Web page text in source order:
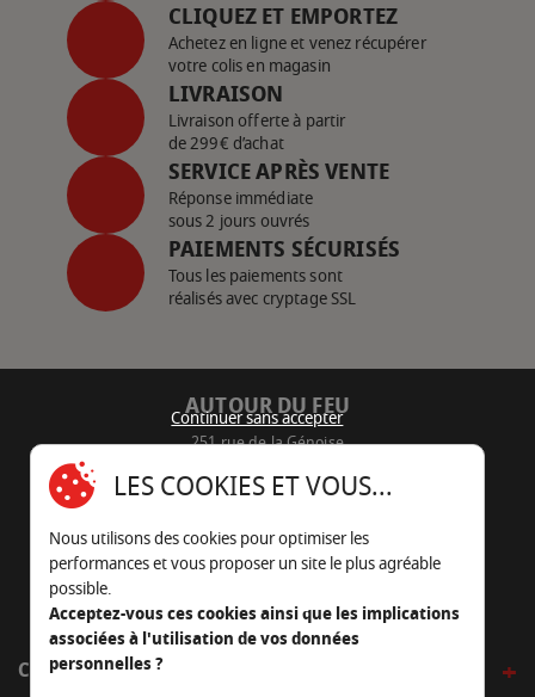
CLIQUEZ ET EMPORTEZ
Achetez en ligne et venez récupérer
votre colis en magasin
LIVRAISON
Livraison offerte à partir
de 299€ d’achat
SERVICE APRÈS VENTE
Réponse immédiate
sous 2 jours ouvrés
PAIEMENTS SÉCURISÉS
Tous les paiements sont
réalisés avec cryptage SSL
AUTOUR DU FEU
251 rue de la Génoise
05 45 22 98 09
Nous envoyer un e-mail
CÔTÉ OUTDOOR
Continuer sans accepter
LES COOKIES ET VOUS...
Nous utilisons des cookies pour optimiser les
performances et vous proposer un site le plus agréable
possible.
Acceptez-vous ces cookies ainsi que les implications
associées à l'utilisation de vos données
personnelles ?